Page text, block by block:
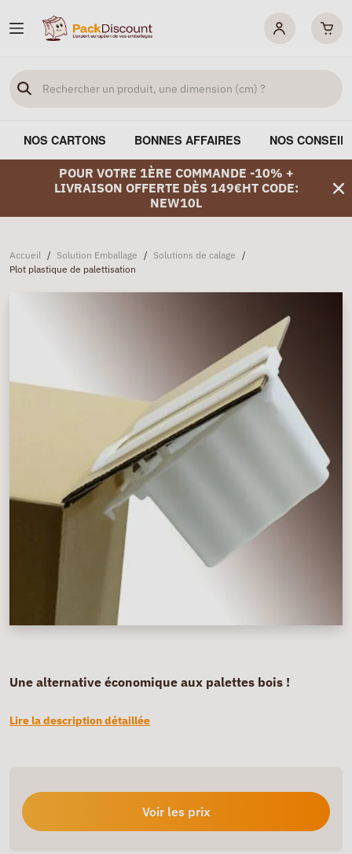
NOS CARTONS BONNES AFFAIRES NOS
POUR VOTRE 1ÈRE COMMANDE -10% +
LIVRAISON OFFERTE DÈS 149€HT CODE:
NEW10L
Accueil / Solution Emballage / Solutions de calage /
Plot plastique de palettisation
Une alternative économique aux palettes bois !
Lire la description détaillée
Voir les prix